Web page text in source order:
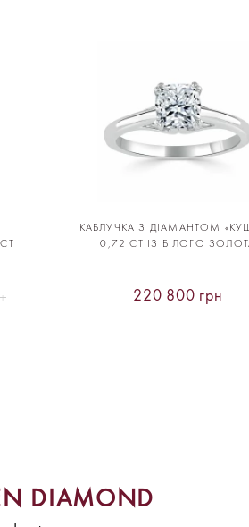
КАБЛУЧКА З ДІАМАНТОМ
0,72 CT ІЗ БІЛОГО
220 800 грн
DIAMOND